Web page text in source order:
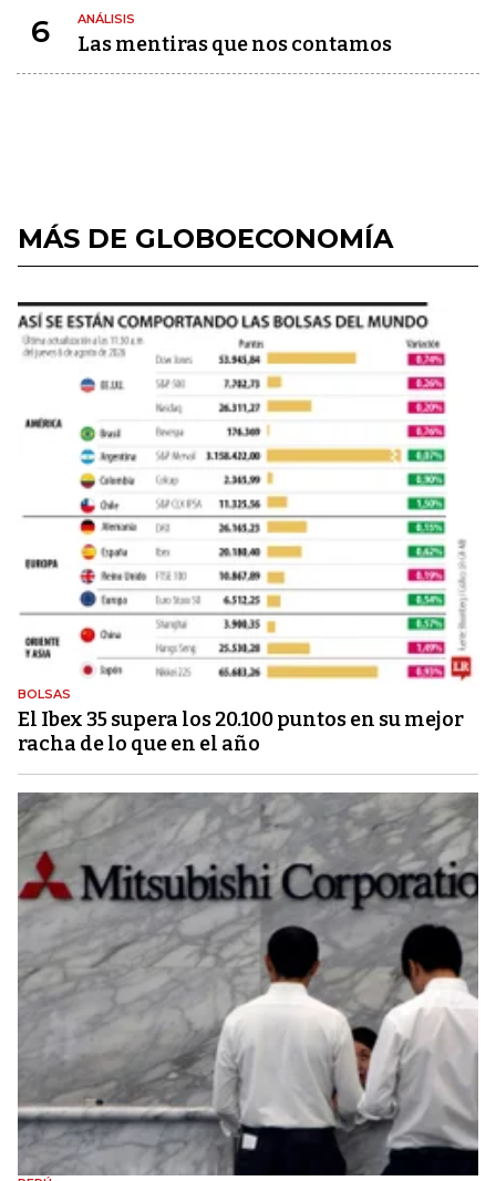
6 ANÁLISIS
Las mentiras que nos contamos
MÁS DE GLOBOECONOMÍA
BOLSAS
El Ibex 35 supera los 20.100 puntos en su mejor
racha de lo que en el año